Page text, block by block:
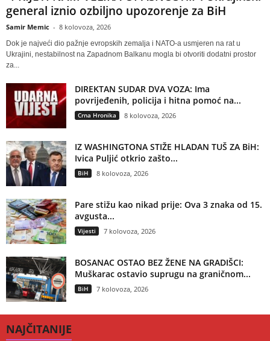
general iznio ozbiljno upozorenje za BiH
Samir Memic - 8 kolovoza, 2026
Dok je najveći dio pažnje evropskih zemalja i NATO-a usmjeren na rat u
Ukrajini, nestabilnost na Zapadnom Balkanu mogla bi otvoriti dodatni prostor
za...
DIREKTAN SUDAR DVA VOZA: Ima
povrijeđenih, policija i hitna pomoć na...
Crna Hronika 8 kolovoza, 2026
IZ WASHINGTONA STIŽE HLADAN TUŠ ZA BiH:
Ivica Puljić otkrio zašto...
BiH 8 kolovoza, 2026
Pare stižu kao nikad prije: Ova 3 znaka od 15.
avgusta...
Vijesti 7 kolovoza, 2026
BOSANAC OSTAO BEZ ŽENE NA GRADIŠCI:
Muškarac ostavio suprugu na graničnom...
BiH 7 kolovoza, 2026
NAJČITANIJE